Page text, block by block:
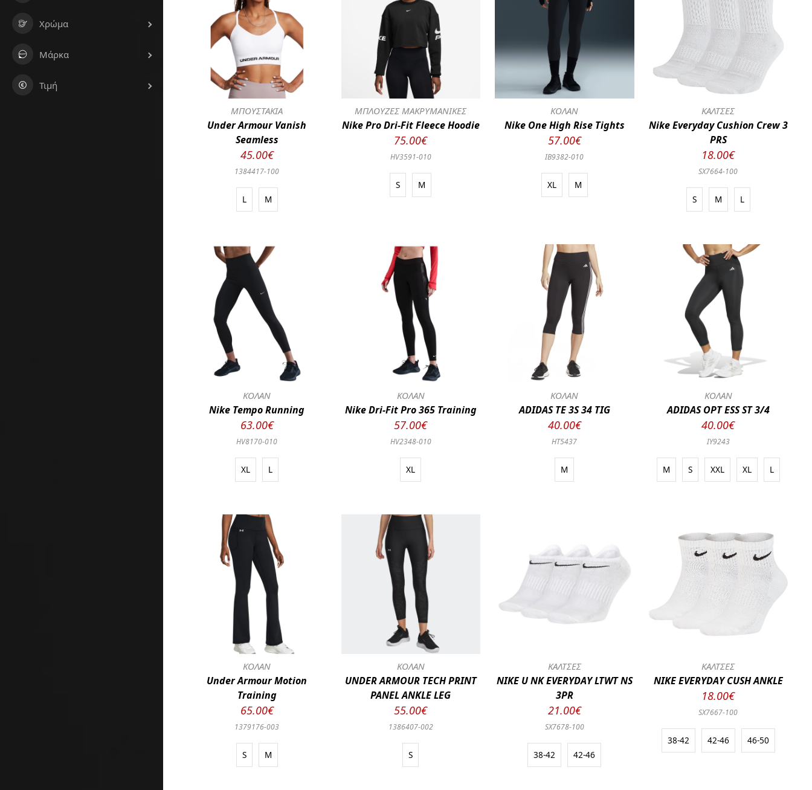
Χρώμα
Μάρκα
Τιμή
ΜΠΟΥΣΤΑΚΙΑ
Under Armour Vanish
Seamless
45.00€
1384417-100
L M
ΜΠΛΟΥΖΕΣ ΜΑΚΡΥΜΑΝΙΚΕΣ
Nike Pro Dri-Fit Fleece Hoodie
75.00€
HV3591-010
S M
ΚΟΛΑΝ
Nike One High Rise Tights
57.00€
IB9382-010
XL M
ΚΑΛΤΣΕΣ
Nike Everyday Cushion Crew 3
PRS
18.00€
SX7664-100
S M L
ΚΟΛΑΝ
Nike Tempo Running
63.00€
HV8170-010
XL L
ΚΟΛΑΝ
Nike Dri-Fit Pro 365 Training
57.00€
HV2348-010
XL
ΚΟΛΑΝ
ADIDAS TE 3S 34 TIG
40.00€
HT5437
M
ΚΟΛΑΝ
ADIDAS OPT ESS ST 3/4
40.00€
IY9243
M S XXL XL L
ΚΟΛΑΝ
Under Armour Motion
Training
65.00€
1379176-003
S M
ΚΟΛΑΝ
UNDER ARMOUR TECH PRINT
PANEL ANKLE LEG
55.00€
1386407-002
S
ΚΑΛΤΣΕΣ
NIKE U NK EVERYDAY LTWT NS
3PR
21.00€
SX7678-100
38-42 42-46
ΚΑΛΤΣΕΣ
NIKE EVERYDAY CUSH ANKLE
18.00€
SX7667-100
38-42 42-46 46-50